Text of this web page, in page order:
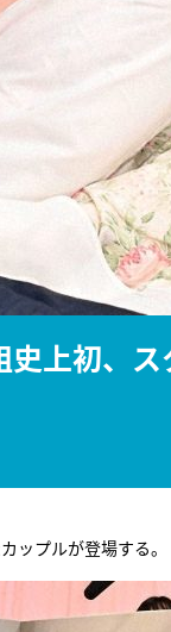
上初、ス
ップルが登場する。
E齋藤樹愛